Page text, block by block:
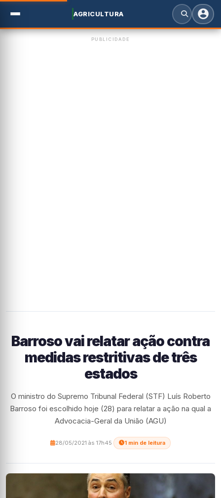
AGRICULTURA
PUBLICIDADE
Barroso vai relatar ação contra
medidas restritivas de três
estados
O ministro do Supremo Tribunal Federal (STF) Luís Roberto
Barroso foi escolhido hoje (28) para relatar a ação na qual a
Advocacia-Geral da União (AGU)
28/05/2021 às 17h45 1 min de leitura